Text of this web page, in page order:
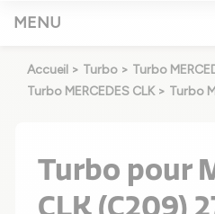
MENU
Accueil > Turbo > Turbo
Turbo MERCEDES CLK > Turbo
Turbo pour
CLK (C209)